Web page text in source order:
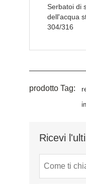
Serbatoi di
dell'acqua
304/316
prodotto Tag:
Ricevi